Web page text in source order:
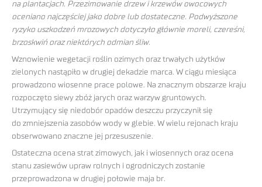
na plantacjach. Przezimowanie drzew i krzewów owocowych
oceniano najczęściej jako dobre lub dostateczne. Podwyższone
ryzyko uszkodzeń mrozowych dotyczyło głównie moreli, czereśni,
brzoskwiń oraz niektórych odmian śliw.
Wznowienie wegetacji roślin ozimych oraz trwałych użytków
zielonych nastąpiło w drugiej dekadzie marca. W ciągu miesiąca
prowadzono wiosenne prace polowe. Na znacznym obszarze kraju
rozpoczęto siewy zbóż jarych oraz warzyw gruntowych.
Utrzymujący się niedobór opadów deszczu przyczynił się
do zmniejszenia zasobów wody w glebie. W wielu rejonach kraju
obserwowano znaczne jej przesuszenie.
Ostateczna ocena strat zimowych, jak i wiosennych oraz ocena
stanu zasiewów upraw rolnych i ogrodniczych zostanie
przeprowadzona w drugiej połowie maja br.